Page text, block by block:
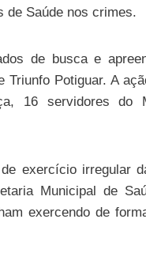
de Saúde nos crimes.
de busca e
Triunfo Potiguar. A
16 servidores do
exercício irregular
Municipal de
exercendo de